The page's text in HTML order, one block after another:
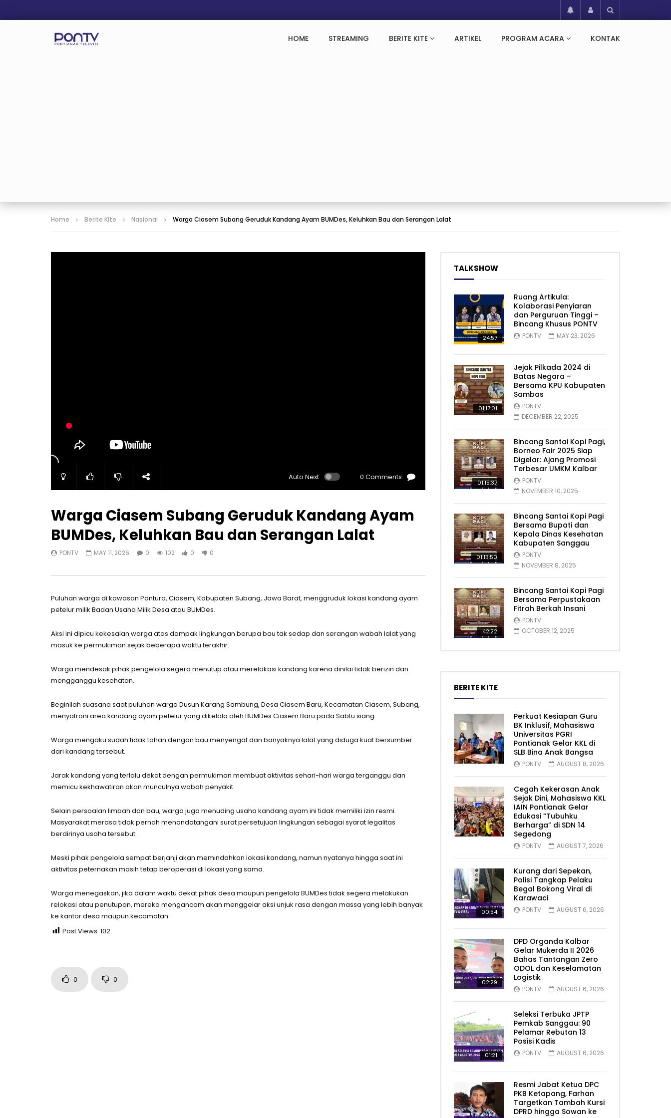
HOME STREAMING BERITE KITE ARTIKEL PROGRAM ACARA KONTAK
Home Berite Kite Nasional Warga Ciasem Subang Geruduk Kandang Ayam BUMDes, Keluhkan Bau dan Serangan Lalat
Auto Next 0 Comments
Warga Ciasem Subang Geruduk Kandang Ayam
BUMDes, Keluhkan Bau dan Serangan Lalat
PONTV MAY 11, 2026 0 102 0 0
Puluhan warga di kawasan Pantura, Ciasem, Kabupaten Subang, Jawa Barat, menggruduk lokasi kandang ayam
petelur milik Badan Usaha Milik Desa atau BUMDes.
Aksi ini dipicu kekesalan warga atas dampak lingkungan berupa bau tak sedap dan serangan wabah lalat yang
masuk ke permukiman sejak beberapa waktu terakhir.
Warga mendesak pihak pengelola segera menutup atau merelokasi kandang karena dinilai tidak berizin dan
mengganggu kesehatan.
Beginilah suasana saat puluhan warga Dusun Karang Sambung, Desa Ciasem Baru, Kecamatan Ciasem, Subang,
menyatroni area kandang ayam petelur yang dikelola oleh BUMDes Ciasem Baru pada Sabtu siang.
Warga mengaku sudah tidak tahan dengan bau menyengat dan banyaknya lalat yang diduga kuat bersumber
dari kandang tersebut.
Jarak kandang yang terlalu dekat dengan permukiman membuat aktivitas sehari-hari warga terganggu dan
memicu kekhawatiran akan munculnya wabah penyakit.
Selain persoalan limbah dan bau, warga juga menuding usaha kandang ayam ini tidak memiliki izin resmi.
Masyarakat merasa tidak pernah menandatangani surat persetujuan lingkungan sebagai syarat legalitas
berdirinya usaha tersebut.
Meski pihak pengelola sempat berjanji akan memindahkan lokasi kandang, namun nyatanya hingga saat ini
aktivitas peternakan masih tetap beroperasi di lokasi yang sama.
Warga menegaskan, jika dalam waktu dekat pihak desa maupun pengelola BUMDes tidak segera melakukan
relokasi atau penutupan, mereka mengancam akan menggelar aksi unjuk rasa dengan massa yang lebih banyak
ke kantor desa maupun kecamatan.
Post Views: 102
0 0
TALKSHOW
24:57
Ruang Artikula:
Kolaborasi Penyiaran
dan Perguruan Tinggi –
Bincang Khusus PONTV
PONTV MAY 23, 2026
01:17:01
Jejak Pilkada 2024 di
Batas Negara –
Bersama KPU Kabupaten
Sambas
PONTV
DECEMBER 22, 2025
01:15:37
Bincang Santai Kopi Pagi,
Borneo Fair 2025 Siap
Digelar: Ajang Promosi
Terbesar UMKM Kalbar
PONTV
NOVEMBER 10, 2025
01:13:50
Bincang Santai Kopi Pagi
Bersama Bupati dan
Kepala Dinas Kesehatan
Kabupaten Sanggau
PONTV
NOVEMBER 8, 2025
42:22
Bincang Santai Kopi Pagi
Bersama Perpustakaan
Fitrah Berkah Insani
PONTV
OCTOBER 12, 2025
BERITE KITE
Perkuat Kesiapan Guru
BK Inklusif, Mahasiswa
Universitas PGRI
Pontianak Gelar KKL di
SLB Bina Anak Bangsa
PONTV AUGUST 8, 2026
Cegah Kekerasan Anak
Sejak Dini, Mahasiswa KKL
IAIN Pontianak Gelar
Edukasi “Tubuhku
Berharga” di SDN 14
Segedong
PONTV AUGUST 7, 2026
00:54
Kurang dari Sepekan,
Polisi Tangkap Pelaku
Begal Bokong Viral di
Karawaci
PONTV AUGUST 6, 2026
02:29
DPD Organda Kalbar
Gelar Mukerda II 2026
Bahas Tantangan Zero
ODOL dan Keselamatan
Logistik
PONTV AUGUST 6, 2026
01:21
Seleksi Terbuka JPTP
Pemkab Sanggau: 90
Pelamar Rebutan 13
Posisi Kadis
PONTV AUGUST 6, 2026
Resmi Jabat Ketua DPC
PKB Ketapang, Farhan
Targetkan Tambah Kursi
DPRD hingga Sowan ke